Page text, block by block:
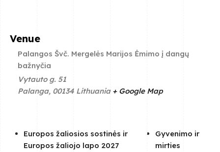
Venue
Palangos Švč. Mergelės Marijos Ėmimo į dangų
bažnyčia
Vytauto g. 51
Palanga, 00134 Lithuania + Google Map
Europos žaliosios sostinės ir
Europos žaliojo lapo 2027
Gyvenimo ir
mirties